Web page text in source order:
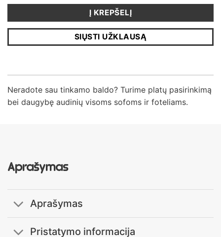
Į KREPŠELĮ
SIŲSTI UŽKLAUSĄ
Neradote sau tinkamo baldo? Turime platų pasirinkimą
bei daugybę audinių visoms sofoms ir foteliams.
Aprašymas
Aprašymas
Pristatymo informacija